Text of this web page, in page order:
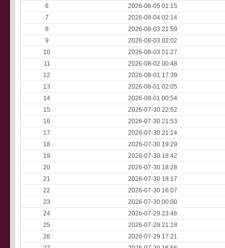
6
2026-08-05 01:15
7
2026-08-04 02:14
8
2026-08-03 21:59
9
2026-08-03 02:02
10
2026-08-03 01:27
11
2026-08-02 00:48
12
2026-08-01 17:39
13
2026-08-01 02:05
14
2026-08-01 00:54
15
2026-07-30 22:52
16
2026-07-30 21:53
17
2026-07-30 21:14
18
2026-07-30 19:29
19
2026-07-30 18:42
20
2026-07-30 18:28
21
2026-07-30 18:17
22
2026-07-30 16:07
23
2026-07-30 00:00
24
2026-07-29 23:46
25
2026-07-29 21:18
26
2026-07-29 17:21